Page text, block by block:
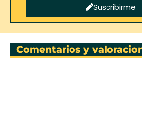
Suscribirme
Comentarios y